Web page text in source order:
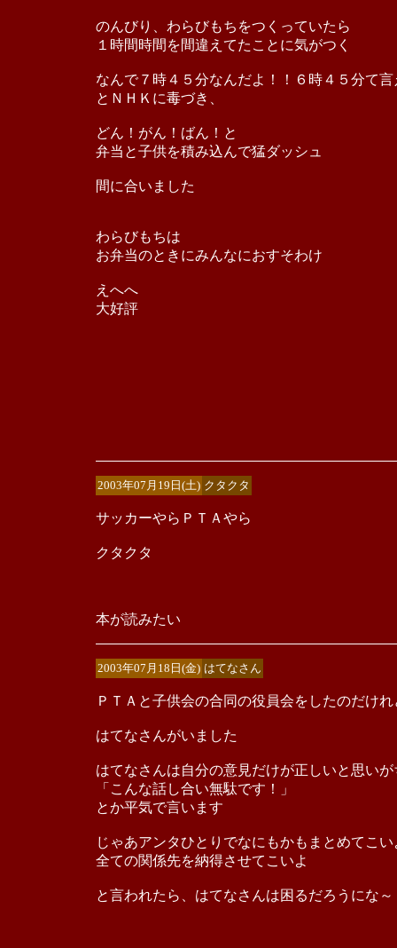
のんびり、わらびもちをつくっていたら
１時間時間を間違えてたことに気がつく
なんで７時４５分なんだよ！！６時４５分て
とＮＨＫに毒づき、
どん！がん！ばん！と
弁当と子供を積み込んで猛ダッシュ
間に合いました
わらびもちは
お弁当のときにみんなにおすそわけ
えへへ
大好評
2003年07月19日(土) クタクタ
サッカーやらＰＴＡやら
クタクタ
本が読みたい
2003年07月18日(金) はてなさん
ＰＴＡと子供会の合同の役員会をしたのだけれ
はてなさんがいました
はてなさんは自分の意見だけが正しいと思いが
「こんな話し合い無駄です！」
とか平気で言います
じゃあアンタひとりでなにもかもまとめてこい
全ての関係先を納得させてこいよ
と言われたら、はてなさんは困るだろうにな～